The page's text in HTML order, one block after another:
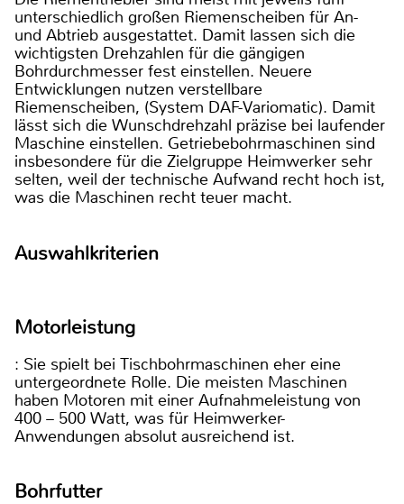
unterschiedlich großen Riemenscheiben für An-
und Abtrieb ausgestattet. Damit lassen sich die
wichtigsten Drehzahlen für die gängigen
Bohrdurchmesser fest einstellen. Neuere
Entwicklungen nutzen verstellbare
Riemenscheiben, (System DAF-Variomatic). Damit
lässt sich die Wunschdrehzahl präzise bei laufender
Maschine einstellen. Getriebebohrmaschinen sind
insbesondere für die Zielgruppe Heimwerker sehr
selten, weil der technische Aufwand recht hoch ist,
was die Maschinen recht teuer macht.
Auswahlkriterien
Motorleistung
: Sie spielt bei Tischbohrmaschinen eher eine
untergeordnete Rolle. Die meisten Maschinen
haben Motoren mit einer Aufnahmeleistung von
400 – 500 Watt, was für Heimwerker-
Anwendungen absolut ausreichend ist.
Bohrfutter